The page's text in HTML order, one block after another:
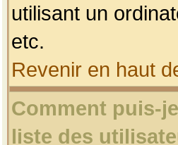
utilisant un
etc.
Revenir en haut
Comment puis-
liste des